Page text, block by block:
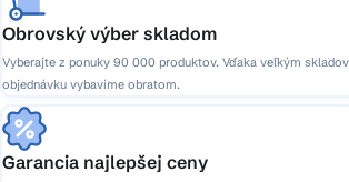
Obrovský výber skladom
Vyberajte z ponuky 90 000 produktov. Vďaka veľkým
objednávku vybavíme obratom.
Garancia najlepšej ceny